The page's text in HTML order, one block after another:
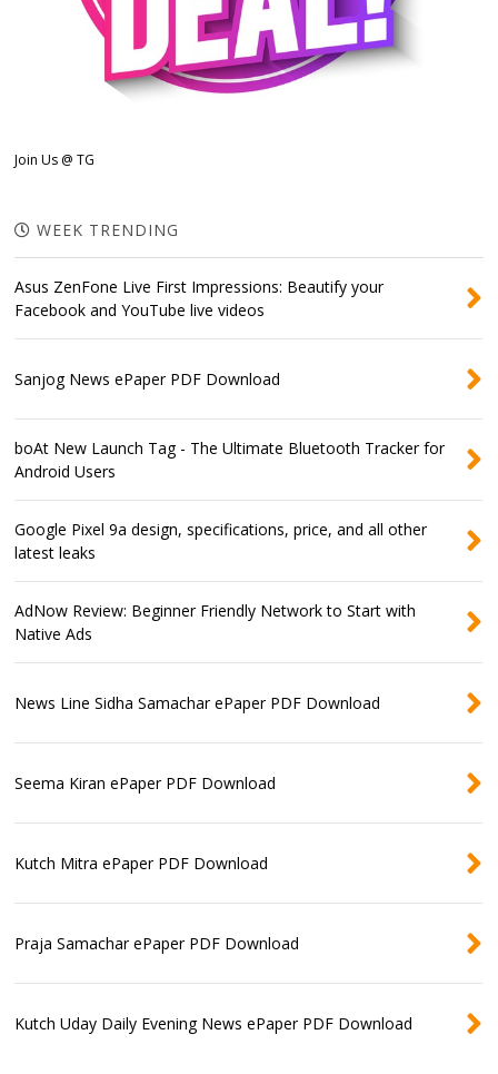
Join Us @ TG
WEEK TRENDING
Asus ZenFone Live First Impressions: Beautify your
Facebook and YouTube live videos
Sanjog News ePaper PDF Download
boAt New Launch Tag - The Ultimate Bluetooth Tracker for
Android Users
Google Pixel 9a design, specifications, price, and all other
latest leaks
AdNow Review: Beginner Friendly Network to Start with
Native Ads
News Line Sidha Samachar ePaper PDF Download
Seema Kiran ePaper PDF Download
Kutch Mitra ePaper PDF Download
Praja Samachar ePaper PDF Download
Kutch Uday Daily Evening News ePaper PDF Download